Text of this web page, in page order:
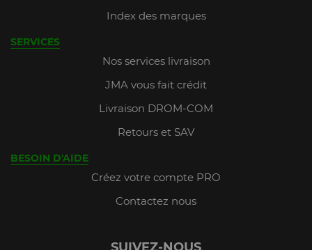
Index des marques
SERVICES
Nos services livraison
JMA vous fait crédit
Livraison DROM-COM
Retours et SAV
BESOIN D'AIDE
Créez votre compte PRO
Contactez nous